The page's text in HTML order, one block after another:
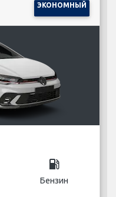
ЭКОНОМНЫЙ
local_gas_station
Бензин